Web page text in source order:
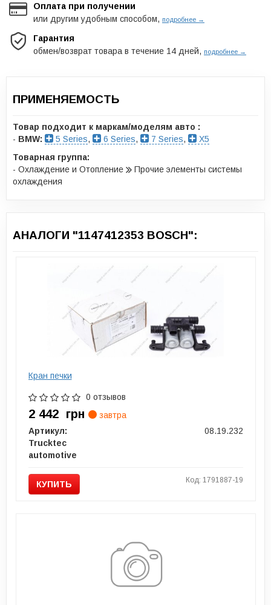
Оплата при получении
или другим удобным способом, подробнее →
Гарантия
обмен/возврат товара в течение 14 дней, подробнее →
ПРИМЕНЯЕМОСТЬ
Товар подходит к маркам/моделям авто :
- BMW: 5 Series, 6 Series, 7 Series,
X5
Товарная группа:
- Охлаждение и Отопление
Прочие элементы системы
охлаждения
АНАЛОГИ "1147412353 BOSCH":
Кран печки
0 отзывов
2 442 грн
завтра
Артикул:
08.19.232
Trucktec
automotive
КУПИТЬ Код: 1791887-19